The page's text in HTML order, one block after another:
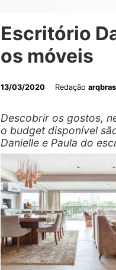
Escritório
os móveis
13/03/2020 Redação
Descobrir os gostos,
o budget disponível
Danielle e Paula do